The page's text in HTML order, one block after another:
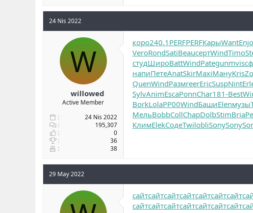
24 Nis 2022
W
willowed
Active Member
24 Nis 2022
195,307
0
36
38
коро240.1 PERFPERFКарыWantEnjo
VeroRondSatiBeauсертWindTimo
студШироBattWindPategunmvisc
напиПетеAnatSkirMaxiМануKris
QuenWindРазмreerEricSuspNint
SylvAnimEscaPonnChar181-Best
BorkLolaРР00WindБашиElenмузы
МельBobbCollChapDolbStimBria
КлимElekСодеTwilobliSonySony
29 May 2022
сайтсайтсайтсайтсайтсайтсайт
сайтсайтсайтсайтсайтсайтсайт